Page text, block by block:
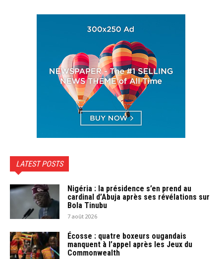
LATEST POSTS
Nigéria : la présidence s’en prend au
cardinal d’Abuja après ses révélations sur
Bola Tinubu
7 août 2026
Écosse : quatre boxeurs ougandais
manquent à l’appel après les Jeux du
Commonwealth